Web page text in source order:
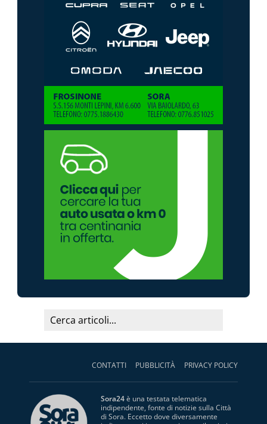
CONTATTI PUBBLICITÀ PRIVACY POLICY
Sora24è una testata telematica
indipendente, fonte di notizie sulla Città
di Sora. Eccetto dove diversamente